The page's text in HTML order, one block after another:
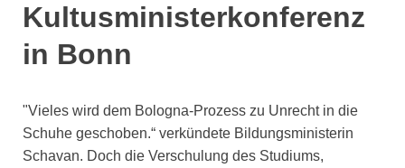
Kultusministerkonferenz
in Bonn
"Vieles wird dem Bologna-Prozess zu Unrecht in die
Schuhe geschoben.“ verkündete Bildungsministerin
Schavan. Doch die Verschulung des Studiums,